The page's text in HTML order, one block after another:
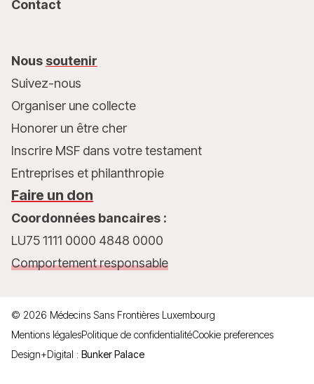
Contact
Nous soutenir
Suivez-nous
Organiser une collecte
Honorer un être cher
Inscrire MSF dans votre testament
Entreprises et philanthropie
Faire un don
Coordonnées bancaires :
LU75 1111 0000 4848 0000
Comportement responsable
© 2026 Médecins Sans Frontières Luxembourg
Mentions légalesPolitique de confidentialitéCookie preferences
Design+Digital : Bunker Palace